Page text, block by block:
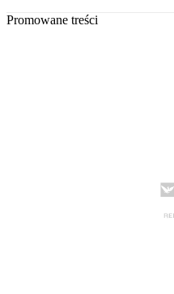
Promowane treści